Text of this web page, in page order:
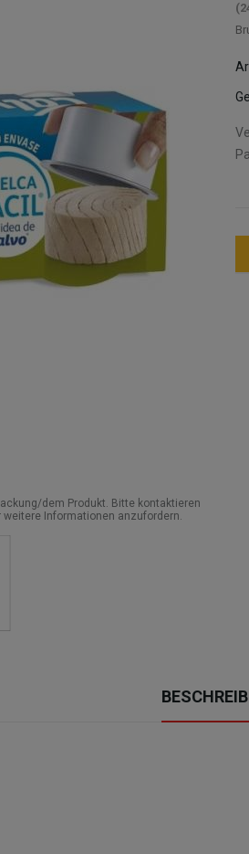
dem Produkt. Bitte kontaktieren
Informationen anzufordern.